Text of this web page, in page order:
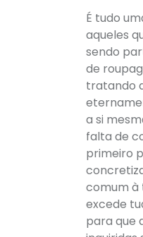
É tudo
aqueles
sendo
de
tratando
a si
falta de
primeiro
comum à
excede
para que